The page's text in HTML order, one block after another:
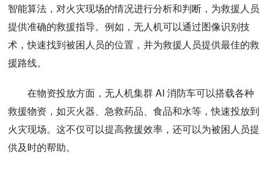
智能算法，对火灾现场的情况进行分析和判断，为救援人员
提供准确的救援指导。例如，无人机可以通过图像识别技
术，快速找到被困人员的位置，并为救援人员提供最佳的救
援路线。
在物资投放方面，无人机集群 AI 消防车可以搭载各种
救援物资，如灭火器、急救药品、食品和水等，快速投放到
火灾现场。这不仅可以提高救援效率，还可以为被困人员提
供及时的帮助。